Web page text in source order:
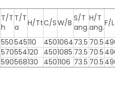
T/T
h
T/T
a
H/TtC/SW/B S/T
ang.
H/T
ang.F/L
550545110 450106473.5 70.5
570554120 4501085 73.5 70.5
590568130 4501106 73.5 70.5